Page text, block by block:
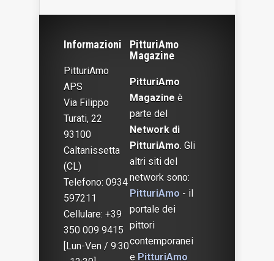
Informazioni
PitturiAmo
APS
Via Filippo
Turati, 22
93100
Caltanissetta
(CL)
Telefono: 0934
597211
Cellulare: +39
350 009 9415
[Lun-Ven / 9:30
PitturiAmo
Magazine
PitturiAmo
Magazine è
parte del
Network di
PitturiAmo. Gli
altri siti del
network sono:
PitturiAmo - il
portale dei
pittori
contemporanei
e PitturiAmo